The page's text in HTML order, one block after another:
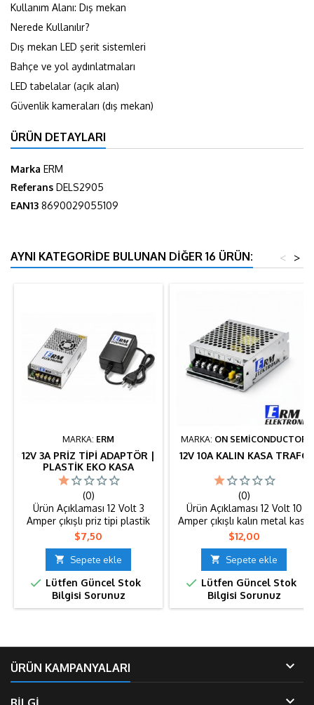
Kullanım Alanı: Dış mekan
Nerede Kullanılır?
Dış mekan LED şerit sistemleri
Bahçe ve yol aydınlatmaları
LED tabelalar (açık alan)
Güvenlik kameraları (dış mekan)
ÜRÜN DETAYLARI
Marka ERM
Referans DELS2905
EAN13 8690029055109
AYNI KATEGORIDE BULUNAN DIĞER 16 ÜRÜN: >
<
MARKA: ERM
12V 3A PRIZ TIPI ADAPTÖR |
PLASTIK EKO KASA
(0)
Ürün Açıklaması 12 Volt 3
Amper çıkışlı priz tipi plastik
eko kasa adaptör. Orta seviye
güç gerektiren 12V cihazlar
için uygundur. Direkt prize
takılarak kullanılır, ekstra
kablo veya metal kasa
montajı gerektirmez. Ev ve iş
yerlerinde güvenli ve stabil
Voltajı: 12V DC Çıkış Akımı: 3A
Fiyat
$7,50
 Sepete ekle
 Lütfen Güncel Stok
Bilgisi Sorunuz
MARKA: ON SEMİCONDUCTOR
12V 10A KALIN KASA TRAFO
(0)
Ürün Açıklaması 12 Volt 10
Amper çıkışlı kalın metal kasa
trafo. Sağlam ve dayanıklı
gövde tasarımı sayesinde
uzun süreli kullanımda
güvenli enerji sağlar. 12V LED
sistemler, tabela uygulamaları
ve elektronik cihazlar için
ideal bir güç kaynağıdır. Metal
Teknik Özellikler Giriş Voltajı:
Fiyat
$12,00
 Sepete ekle
 Lütfen Güncel Stok
Bilgisi Sorunuz
ÜRÜN KAMPANYALARI 
